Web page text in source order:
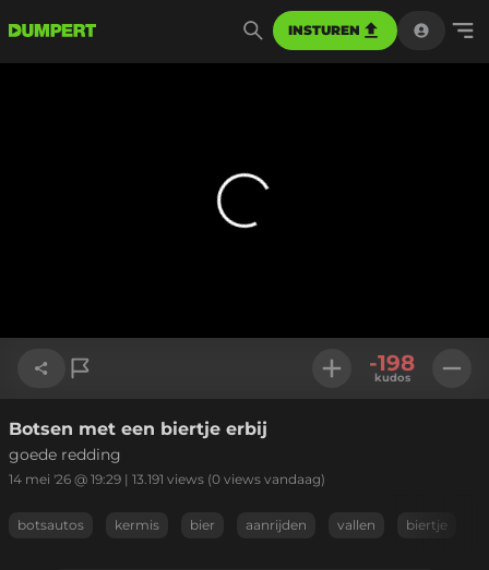
INSTUREN
Link kopiëren
-198
kudos
Botsen met een biertje erbij
goede redding
14 mei '26 @ 19:29 | 13.191 views (0 views vandaag)
botsautos kermis bier aanrijden vallen biertje